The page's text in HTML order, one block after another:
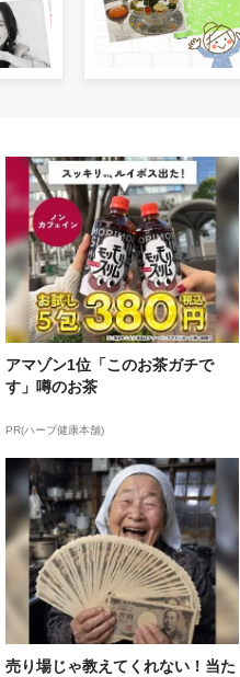
アマゾン1位「このお茶ガチで
す」噂のお茶
PR(ハーブ健康本舗)
売り場じゃ教えてくれない！当た